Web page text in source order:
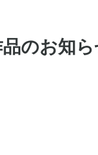
のお知ら